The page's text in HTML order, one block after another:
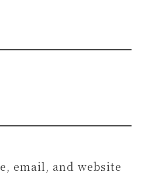
email, and website